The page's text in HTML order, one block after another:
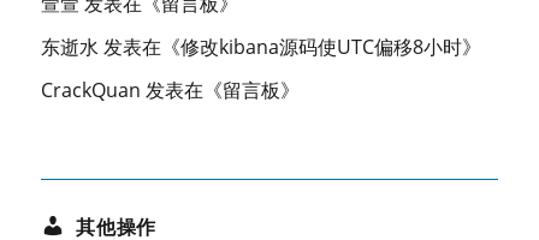
东逝水 发表在《修改kibana源码使UTC偏移8小时》
CrackQuan 发表在《留言板》
其他操作